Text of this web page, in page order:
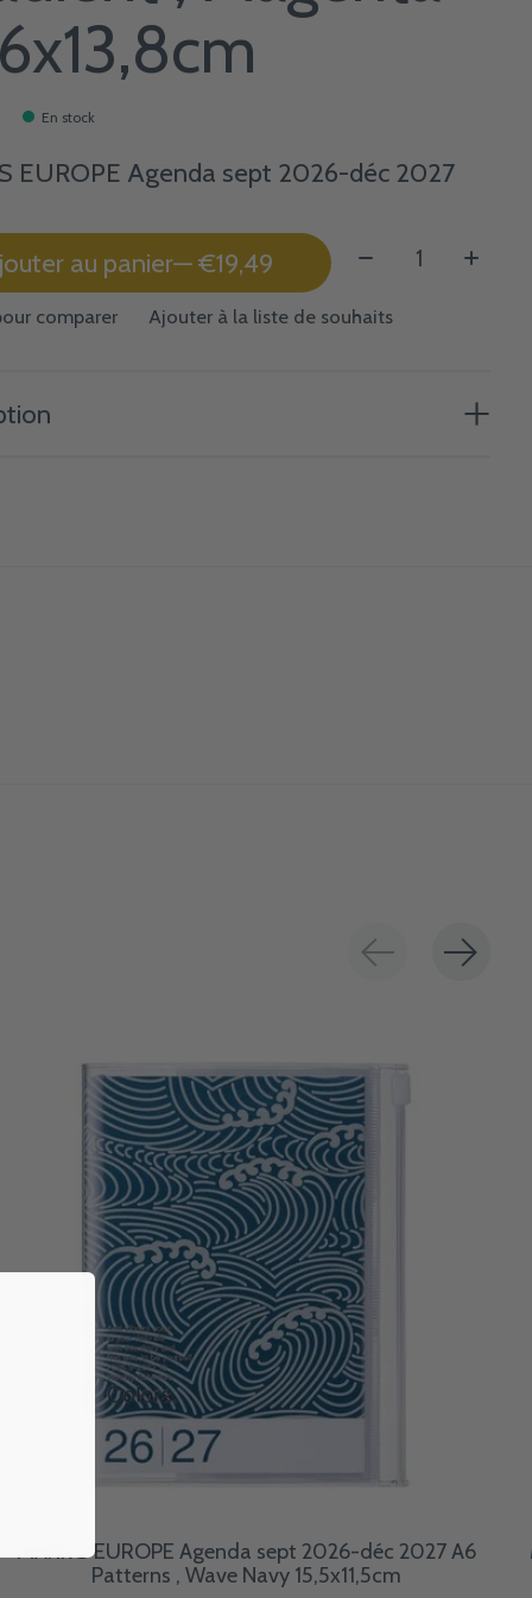
En stock
EUROPE Agenda sept 2026-déc 2027
au panier — €19,49 Quantité:
comparer Ajouter à la liste de souhaits
MARK'S EUROPE Agenda sept 2026-déc 2027 A6
Patterns , Wave Navy 15,5x11,5cm